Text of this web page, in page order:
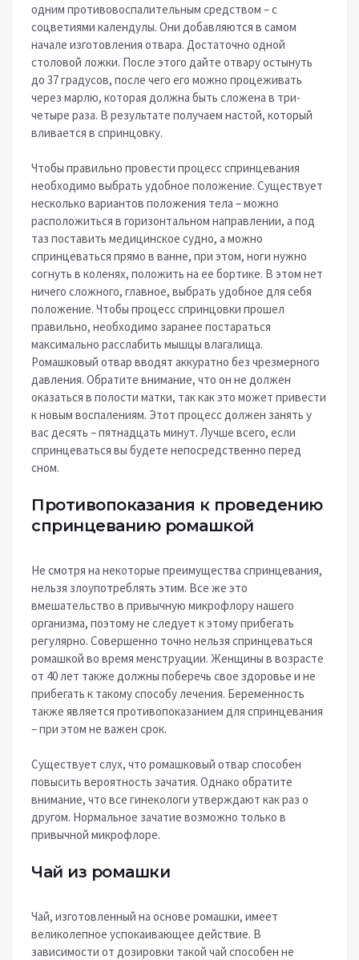
одним противовоспалительным средством – с
соцветиями календулы. Они добавляются в самом
начале изготовления отвара. Достаточно одной
столовой ложки. После этого дайте отвару остынуть
до 37 градусов, после чего его можно процеживать
через марлю, которая должна быть сложена в три-
четыре раза. В результате получаем настой, который
вливается в спринцовку.
Чтобы правильно провести процесс спринцевания
необходимо выбрать удобное положение. Существует
несколько вариантов положения тела – можно
расположиться в горизонтальном направлении, а под
таз поставить медицинское судно, а можно
спринцеваться прямо в ванне, при этом, ноги нужно
согнуть в коленях, положить на ее бортике. В этом нет
ничего сложного, главное, выбрать удобное для себя
положение. Чтобы процесс спринцовки прошел
правильно, необходимо заранее постараться
максимально расслабить мышцы влагалища.
Ромашковый отвар вводят аккуратно без чрезмерного
давления. Обратите внимание, что он не должен
оказаться в полости матки, так как это может привести
к новым воспалениям. Этот процесс должен занять у
вас десять – пятнадцать минут. Лучше всего, если
спринцеваться вы будете непосредственно перед
сном.
Противопоказания к проведению
спринцеванию ромашкой
Не смотря на некоторые преимущества спринцевания,
нельзя злоупотреблять этим. Все же это
вмешательство в привычную микрофлору нашего
организма, поэтому не следует к этому прибегать
регулярно. Совершенно точно нельзя спринцеваться
ромашкой во время менструации. Женщины в возрасте
от 40 лет также должны поберечь свое здоровье и не
прибегать к такому способу лечения. Беременность
также является противопоказанием для спринцевания
– при этом не важен срок.
Существует слух, что ромашковый отвар способен
повысить вероятность зачатия. Однако обратите
внимание, что все гинекологи утверждают как раз о
другом. Нормальное зачатие возможно только в
привычной микрофлоре.
Чай из ромашки
Чай, изготовленный на основе ромашки, имеет
великолепное успокаивающее действие. В
зависимости от дозировки такой чай способен не